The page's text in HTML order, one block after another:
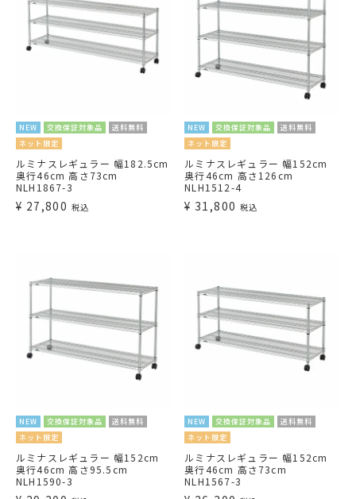
NEW 交換保証対象品
送料無料
ネット限定
ルミナスレギュラー 幅182.5cm
奥行46cm 高さ73cm
NLH1867-3
¥ 27,800 税込
NEW 交換保証対象品
送料無料
ネット限定
ルミナスレギュラー 幅152cm
奥行46cm 高さ126cm
NLH1512-4
¥ 31,800 税込
NEW 交換保証対象品
送料無料
ネット限定
ルミナスレギュラー 幅152cm
奥行46cm 高さ95.5cm
NLH1590-3
NEW 交換保証対象品
送料無料
ネット限定
ルミナスレギュラー 幅152cm
奥行46cm 高さ73cm
NLH1567-3